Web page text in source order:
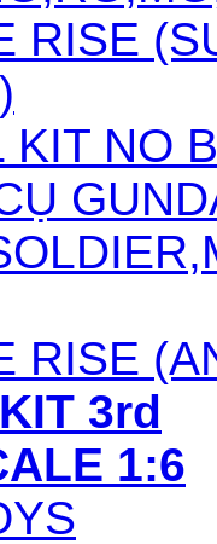
NO
3rd
1:6